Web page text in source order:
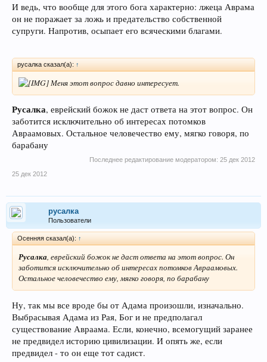
И ведь, что вообще для этого бога характерно: лжеца Аврама
он не поражает за ложь и предательство собственной
супруги. Напротив, осыпает его всяческими благами.
русалка сказал(а): ↑
Меня этот вопрос давно интересует.
Русалка, еврейский божок не даст ответа на этот вопрос. Он
заботится исключительно об интересах потомков
Авраамовых. Остальное человечество ему, мягко говоря, по
барабану
Последнее редактирование модератором: 25 дек 2012
25 дек 2012
русалка
Пользователи
Осенняя сказал(а): ↑
Русалка, еврейский божок не даст ответа на этот вопрос. Он
заботится исключительно об интересах потомков Авраамовых.
Остальное человечество ему, мягко говоря, по барабану
Ну, так мы все вроде бы от Адама произошли, изначально.
Выбрасывая Адама из Рая, Бог и не предполагал
существование Авраама. Если, конечно, всемогущий заранее
не предвидел историю цивилизации. И опять же, если
предвидел - то он еще тот садист.